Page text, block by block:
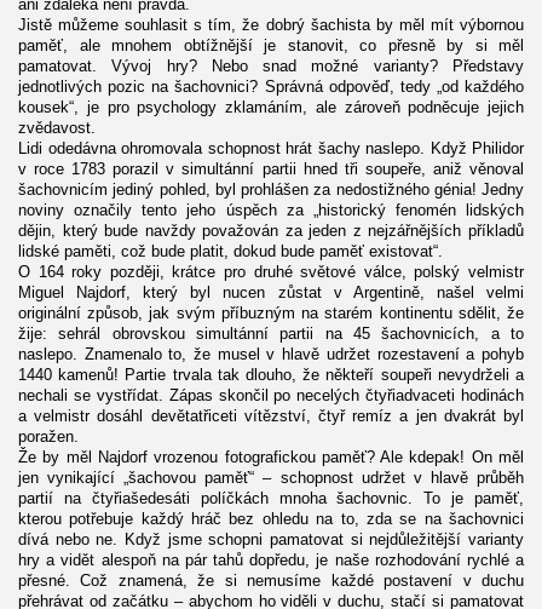
ani zdaleka není pravda.
Jistě můžeme souhlasit s tím, že dobrý šachista by měl mít výbornou
paměť, ale mnohem obtížnější je stanovit, co přesně by si měl
pamatovat. Vývoj hry? Nebo snad možné varianty? Představy
jednotlivých pozic na šachovnici? Správná odpověď, tedy „od každého
kousek“, je pro psychology zklamáním, ale zároveň podněcuje jejich
zvědavost.
Lidi odedávna ohromovala schopnost hrát šachy naslepo. Když Philidor
v roce 1783 porazil v simultánní partii hned tři soupeře, aniž věnoval
šachovnicím jediný pohled, byl prohlášen za nedostižného génia! Jedny
noviny označily tento jeho úspěch za „historický fenomén lidských
dějin, který bude navždy považován za jeden z nejzářnějších příkladů
lidské paměti, což bude platit, dokud bude paměť existovat“.
O 164 roky později, krátce pro druhé světové válce, polský velmistr
Miguel Najdorf, který byl nucen zůstat v Argentině, našel velmi
originální způsob, jak svým příbuzným na starém kontinentu sdělit, že
žije: sehrál obrovskou simultánní partii na 45 šachovnicích, a to
naslepo. Znamenalo to, že musel v hlavě udržet rozestavení a pohyb
1440 kamenů! Partie trvala tak dlouho, že někteří soupeři nevydrželi a
nechali se vystřídat. Zápas skončil po necelých čtyřiadvaceti hodinách
a velmistr dosáhl devětatřiceti vítězství, čtyř remíz a jen dvakrát byl
poražen.
Že by měl Najdorf vrozenou fotografickou paměť? Ale kdepak! On měl
jen vynikající „šachovou paměť“ – schopnost udržet v hlavě průběh
partií na čtyřiašedesáti políčkách mnoha šachovnic. To je paměť,
kterou potřebuje každý hráč bez ohledu na to, zda se na šachovnici
dívá nebo ne. Když jsme schopni pamatovat si nejdůležitější varianty
hry a vidět alespoň na pár tahů dopředu, je naše rozhodování rychlé a
přesné. Což znamená, že si nemusíme každé postavení v duchu
přehrávat od začátku – abychom ho viděli v duchu, stačí si pamatovat